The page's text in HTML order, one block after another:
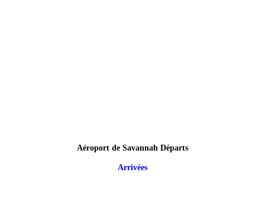
Aéroport de Savannah Départs
Arrivées